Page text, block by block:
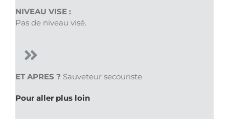
NIVEAU VISE :
Pas de niveau visé.
ET APRES ? Sauveteur secouriste
Pour aller plus loin